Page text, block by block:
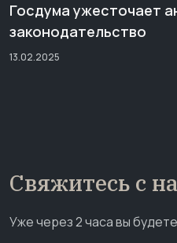
Госдума ужесточает
законодательство
13.02.2025
Свяжитесь с
Уже через 2 часа вы